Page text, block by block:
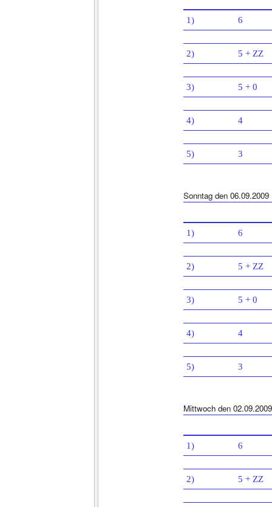
1) 6
2) 5 + ZZ
3) 5 + 0
4) 4
5) 3
Sonntag den 06.09.2009
1) 6
2) 5 + ZZ
3) 5 + 0
4) 4
5) 3
Mittwoch den 02.09.2009
1) 6
2) 5 + ZZ